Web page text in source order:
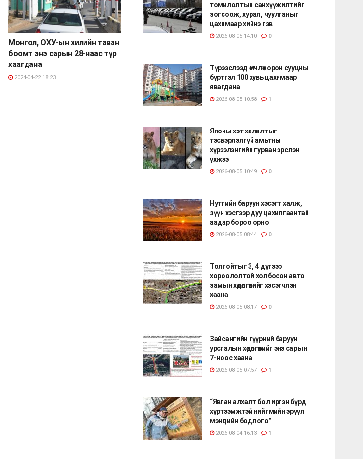
Монгол, ОХУ-ын хилийн таван
боомт энэ сарын 28-наас түр
хаагдана
2024-04-22 18:23
томилолтын санхүүжилтийг
зогсоож, хурал, чуулганыг
цахимаар хийнэ гэв
2026-08-05 14:10 0
Түрээслээд өмчлөх орон сууцны
бүртгэл 100 хувь цахимаар
явагдана
2026-08-05 10:58 1
Японы хэт халалтыг
тэсвэрлэлгүй амьтны
хүрээлэнгийн гурван эрслэн
үхжээ
2026-08-05 10:49 0
Нутгийн баруун хэсэгт халж,
зүүн хэсгээр дуу цахилгаантай
аадар бороо орно
2026-08-05 08:44 0
Толгойтыг 3, 4 дүгээр
хороололтой холбосон авто
замын хөдөлгөөнийг хэсэгчлэн
хаана
2026-08-05 08:17 0
Зайсангийн гүүрний баруун
урсгалын хөдөлгөөнийг энэ сарын
7-ноос хаана
2026-08-05 07:57 1
“Явган алхалт бол иргэн бүрд
хүртээмжтэй нийгмийн эрүүл
мэндийн бодлого”
2026-08-04 16:13 1